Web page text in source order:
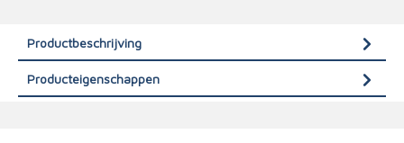
Productbeschrijving
Producteigenschappen